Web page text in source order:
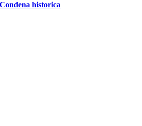
Condena historica